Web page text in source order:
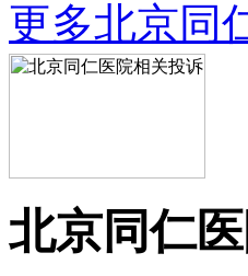
更多北京同
北京同仁